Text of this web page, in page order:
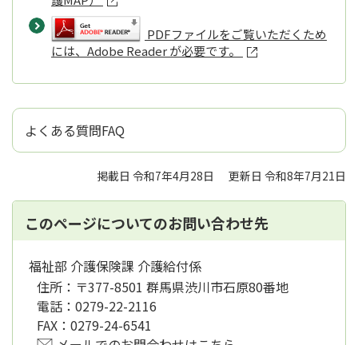
PDFファイルをご覧いただくため
には、Adobe Reader が必要です。
よくある質問FAQ
掲載日 令和7年4月28日 更新日 令和8年7月21日
このページについてのお問い合わせ先
福祉部 介護保険課 介護給付係
住所： 〒377-8501 群馬県渋川市石原80番地
電話： 0279-22-2116
FAX： 0279-24-6541